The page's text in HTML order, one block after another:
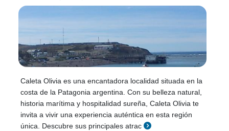
Caleta Olivia es una encantadora localidad situada en la
costa de la Patagonia argentina. Con su belleza natural,
historia marítima y hospitalidad sureña, Caleta Olivia te
invita a vivir una experiencia auténtica en esta región
única. Descubre sus principales atrac